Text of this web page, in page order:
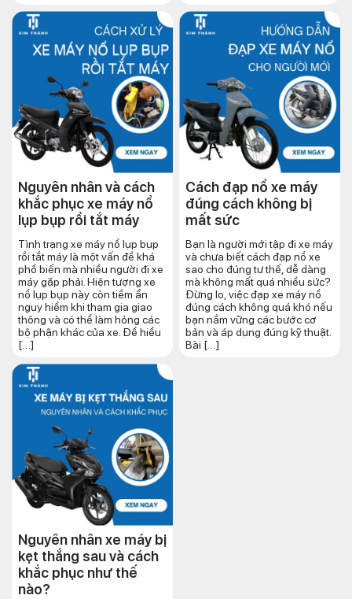
Nguyên nhân và cách
khắc phục xe máy nổ
lụp bụp rồi tắt máy
Tình trạng xe máy nổ lụp bụp
rồi tắt máy là một vấn đề khá
phổ biến mà nhiều người đi xe
máy gặp phải. Hiện tượng xe
nổ lụp bụp này còn tiềm ẩn
nguy hiểm khi tham gia giao
thông và có thể làm hỏng các
bộ phận khác của xe. Để hiểu
[…]
Cách đạp nổ xe máy
đúng cách​ không bị
mất sức
Bạn là người mới tập đi xe máy
và chưa biết cách đạp nổ xe
sao cho đúng tư thế, dễ dàng
mà không mất quá nhiều sức?
Đừng lo, việc đạp xe máy nổ
đúng cách không quá khó nếu
bạn nắm vững các bước cơ
bản và áp dụng đúng kỹ thuật.
Bài […]
Nguyên nhân xe máy bị
kẹt thắng sau và cách
khắc phục như thế
nào?